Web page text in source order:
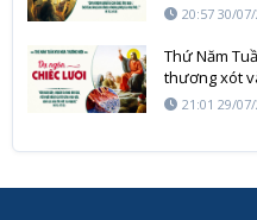
20:57 30/
Thứ Năm
thương xót
21:01 29/